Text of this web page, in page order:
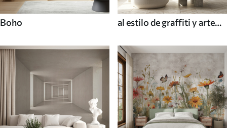
Boho
al estilo de graffiti y arte